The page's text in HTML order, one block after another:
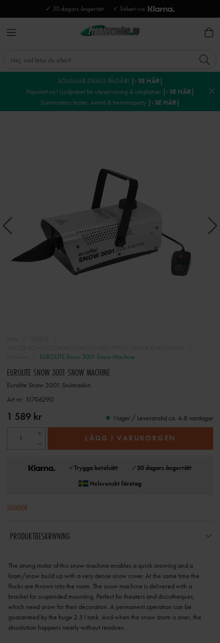
✓ 30 dagars ångerrätt ✓ Säkert via
SOMMAR-DEALS PÅGÅR! |› SE HÄR|
Populärt nu! Ljudpaket för uteservering & uteplatser |› SE HÄR|
Sommarens fester, event & hemmaparty |› SE HÄR|
EUROLITE Snow 3001 Snow Machine
EUROLITE SNOW 3001 SNOW MACHINE
Eurolite Snow 3001 Snömaskin
Art nr: 51706290
1 589 kr I lager / Leveranstid ca. 4-8 vardagar
LÄGG I VARUKORGEN
✓Trygga betalsätt ✓30 dagars ångerrätt
Helsvenskt företag
JULDEKOR
PRODUKTBESKRIVNING
The strong motor of this snow machine enables a quick snowing and a
foam/snow build up with a very dense snow cover. At the same time the
flocks are thrown into the room. The snow machine is delivered with a
bracket for suspended mounting. Perfect for theaters and discotheques,
which need snow for their decoration. A permanent operation can be
guaranteed by the huge 2.5 l tank. And when the snow storm is over, the
dissolution happens nearly without residues.